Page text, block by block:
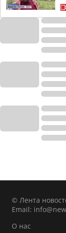
© Лента
Email:
О нас